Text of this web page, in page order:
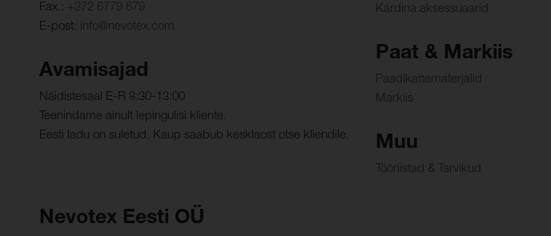
Fax.: +372 6779 679
E-post: info@nevotex.com
Avamisajad
Näidistesaal E-R 8:30-13:00
Teenindame ainult lepingulisi kliente.
Eesti ladu on suletud. Kaup saabub kesklaost otse kliendile.
Nevotex Eesti OÜ
Kardina aksessuaarid
Paat & Markiis
Paadikattematerjalid
Markiis
Muu
Tööriistad & Tarvikud